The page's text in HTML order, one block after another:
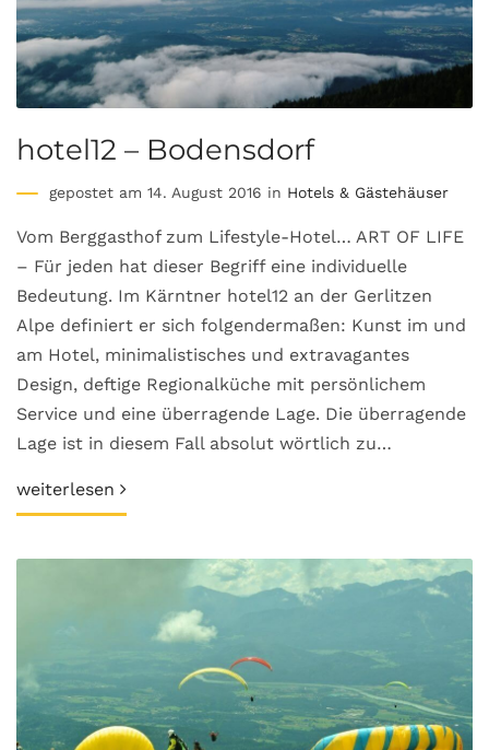
hotel12 – Bodensdorf
gepostet am 14. August 2016 in Hotels & Gästehäuser
Vom Berggasthof zum Lifestyle-Hotel… ART OF LIFE
– Für jeden hat dieser Begriff eine individuelle
Bedeutung. Im Kärntner hotel12 an der Gerlitzen
Alpe definiert er sich folgendermaßen: Kunst im und
am Hotel, minimalistisches und extravagantes
Design, deftige Regionalküche mit persönlichem
Service und eine überragende Lage. Die überragende
Lage ist in diesem Fall absolut wörtlich zu…
weiterlesen